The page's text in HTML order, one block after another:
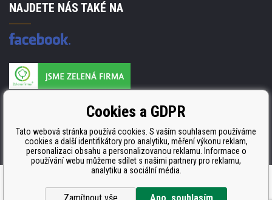
NAJDETE NÁS TAKÉ NA
ISO 9001. ISO 14001 a STMC.
Tvorba a pronájem eshopůBINARGON.cz
Cookies a GDPR
Tato webová stránka používá cookies. S vaším souhlasem používáme
cookies a další identifikátory pro analytiku, měření výkonu reklam,
personalizaci obsahu a personalizovanou reklamu. Informace o
používání webu můžeme sdílet s našimi partnery pro reklamu,
analytiku a sociální média.